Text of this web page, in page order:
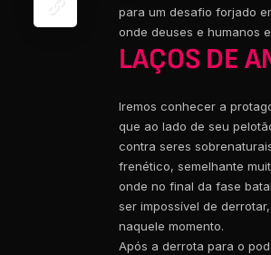
para um desafio forjado
onde deuses e humanos
LAÇOS DE
Iremos conhecer a
que ao lado de seu
contra seres
frenético, semelhante
onde no final da fase
ser impossível de
naquele momento.
Após a derrota para o